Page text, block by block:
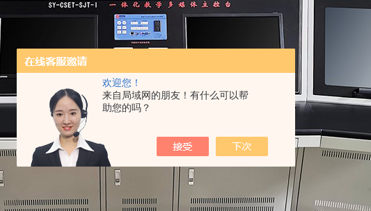
欢迎您！
来自局域网的朋友！有什么可以帮
助您的吗？